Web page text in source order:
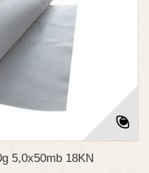
5,0x50mb 18KN